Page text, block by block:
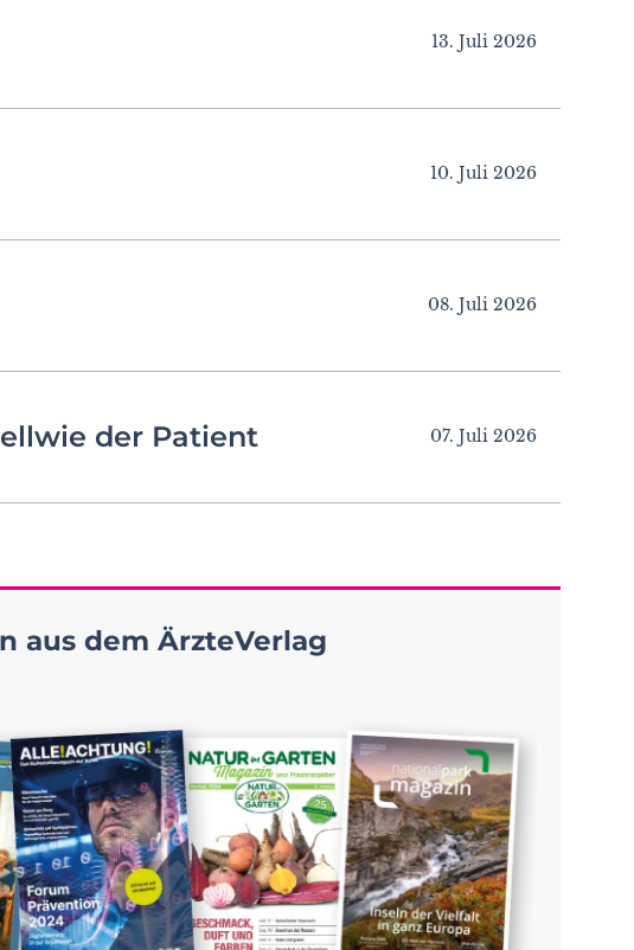
13. Juli 2026
10. Juli 2026
08. Juli 2026
der Patient 07. Juli 2026
aus dem ÄrzteVerlag